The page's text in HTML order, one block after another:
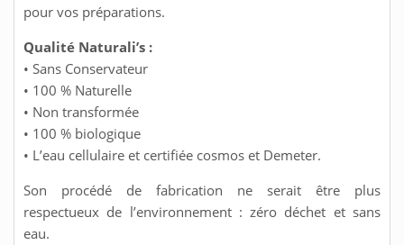
pour vos préparations.
Qualité Naturali’s :
• Sans Conservateur
• 100 % Naturelle
• Non transformée
• 100 % biologique
• L’eau cellulaire et certifiée cosmos et Demeter.
Son procédé de fabrication ne serait être plus
respectueux de l’environnement : zéro déchet et sans
eau.